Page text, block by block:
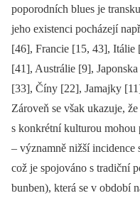
poporodních blues je
jeho existenci pocházejí
[46], Francie [15, 43],
[41], Austrálie [9],
[33], Číny [22], Jamajky
Zároveň se však ukazuje,
s konkrétní kulturou
–⁠ významně nižší incidence
což je spojováno s tradiční
bunben), která se v období